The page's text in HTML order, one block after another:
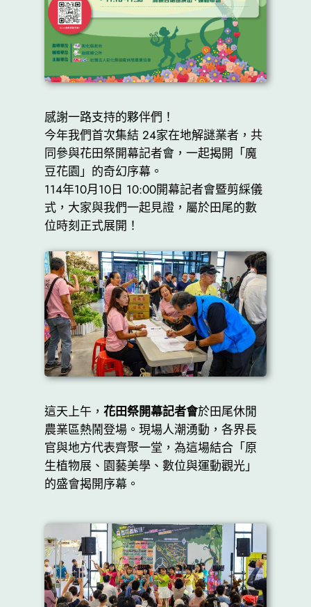
感謝一路支持的夥伴們！
今年我們首次集結 24家在地解謎業者，共
同參與花田祭開幕記者會，一起揭開「魔
豆花園」的奇幻序幕。
114年10月10日 10:00開幕記者會暨剪綵儀
式，大家與我們一起見證，屬於田尾的數
位時刻正式展開！
這天上午， 花田祭開幕記者會於田尾休閒
農業區熱鬧登場。現場人潮湧動，各界長
官與地方代表齊聚一堂，為這場結合「原
生植物展、園藝美學、數位與運動觀光」
的盛會揭開序幕。